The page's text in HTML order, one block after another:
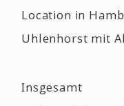
Location in
Uhlenhorst mit
Insgesamt